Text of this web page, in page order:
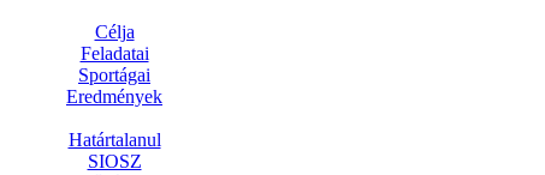
Célja
Feladatai
Sportágai
Eredmények
Határtalanul
SIOSZ